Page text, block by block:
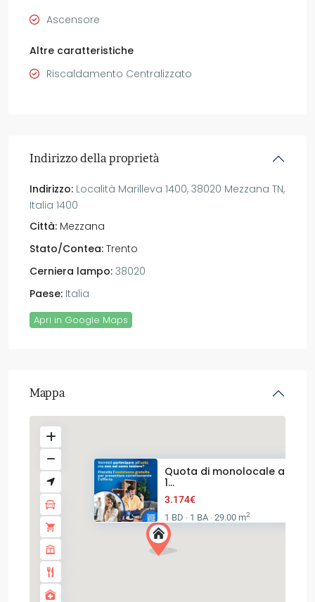
Ascensore
Altre caratteristiche
Riscaldamento Centralizzato
Indirizzo della proprietà
Indirizzo: Località Marilleva 1400, 38020 Mezzana TN,
Italia 1400
Città: Mezzana
Stato/Contea: Trento
Cerniera lampo: 38020
Paese: Italia
Apri in Google Maps
Mappa
Quota di monolocale al
1...
3.174€
1 BD · 1 BA · 29.00 m2